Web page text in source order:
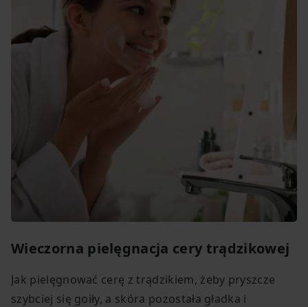
Wieczorna pielęgnacja cery trądzikowej
Jak pielęgnować cerę z trądzikiem, żeby pryszcze
szybciej się goiły, a skóra pozostała gładka i